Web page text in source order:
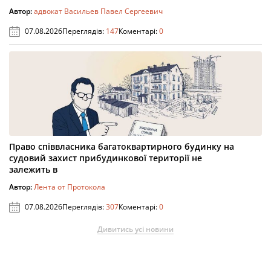
Автор:адвокат Васильев Павел Сергеевич
07.08.2026Переглядів: 147Коментарі:0
Право співвласника багатоквартирного будинку на
судовий захист прибудинкової території не
залежить в
Автор:Лента от Протокола
07.08.2026Переглядів:307Коментарі:0
Дивитись усі новини